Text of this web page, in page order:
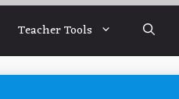
Teacher Tools